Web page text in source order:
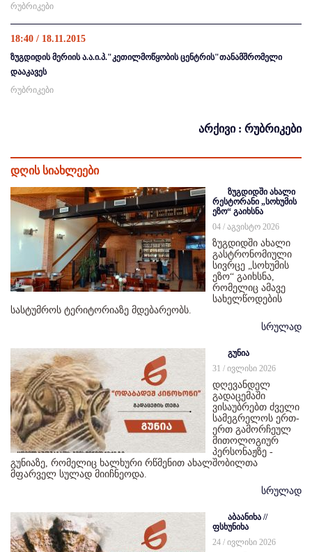
რუბრიკები
18:40 / 18.11.2015
ზუგდიდის მერიის ა.ა.ი.პ."კეთილმოწყობის ცენტრის"თანამშრომელი
დააკავეს
რუბრიკები
არქივი : რუბრიკები
დღის სიახლეები
ზუგდიდში ახალი
რესტორანი „სოხუმის
ეზო“ გაიხსნა
04 / აგვისტო 2026
ზუგდიდში ახალი
გასტრონომიული
სივრცე „სოხუმის
ეზო“ გაიხსნა,
რომელიც ამავე
სახელწოდების
სასტუმროს ტერიტორიაზე მდებარეობს.
სრულად
გუნია
31 / ივლისი 2026
დღევანდელ
გადაცემაში
ვისაუბრებთ ძველი
სამეგრელოს ერთ-
ერთ გამორჩეულ
მითოლოგიურ
პერსონაჟზე -
გუნიაზე, რომელიც ხალხური რწმენით ახალშობილთა
მფარველ სულად მიიჩნეოდა.
სრულად
აბაანიხა //
ფსხუნიხა
24 / ივლისი 2026